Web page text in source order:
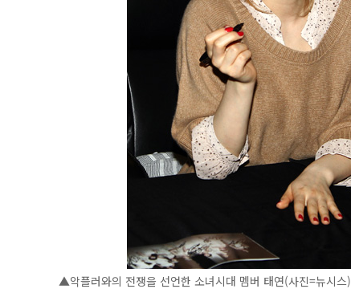
▲악플러와의 전쟁을 선언한 소녀시대 멤버 태연(사진=뉴시스)